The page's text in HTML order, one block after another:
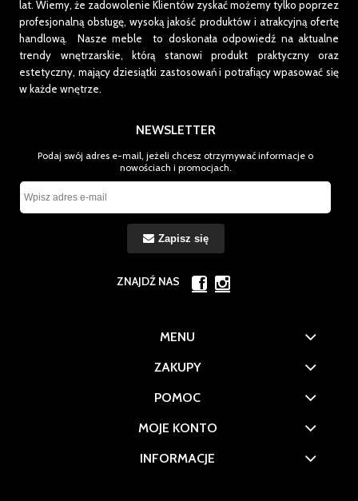
lat. Wiemy, że zadowolenie Klientów zyskać możemy tylko poprzez
profesjonalną obsługę, wysoką jakość produktów i atrakcyjną ofertę
handlową. Nasze meble to doskonała odpowiedź na aktualne
trendy wnętrzarskie, którą stanowi produkt praktyczny oraz
estetyczny, mający dziesiątki zastosowań i potrafiący wpasować się
w każde wnętrze.
MENU
ZAKUPY
POMOC
MOJE KONTO
INFORMACJE
NEWSLETTER
Podaj swój adres e-mail, jeżeli chcesz otrzymywać informacje o
nowościach i promocjach.
Zapisz się
ZNAJDŹ NAS